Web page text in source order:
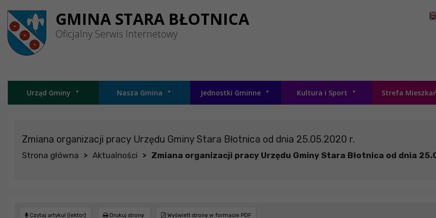
GMINA STARA BŁOTNICA
Oficjalny Serwis Internetowy
Urząd Gminy Nasza Gmina Jednostki Gminne Kultura i Sport Strefa
Zmiana organizacji pracy Urzędu Gminy Stara Błotnica od dnia 25.05.2020 r.
Strona główna > Aktualności > Zmiana organizacji pracy Urzędu Gminy Stara Błotnica od dnia
Czytaj artykuł (lektor) Drukuj stronę Wyświetl stronę w formacie PDF